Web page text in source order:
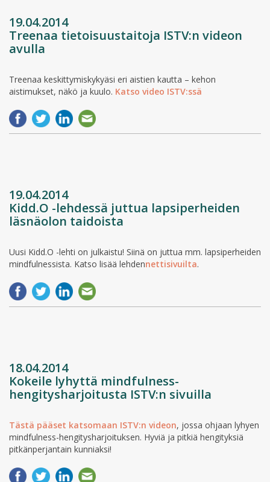
19.04.2014
Treenaa tietoisuustaitoja ISTV:n videon
avulla
Treenaa keskittymiskykyäsi eri aistien kautta – kehon
aistimukset, näkö ja kuulo. Katso video ISTV:ssä
19.04.2014
Kidd.O -lehdessä juttua lapsiperheiden
läsnäolon taidoista
Uusi Kidd.O -lehti on julkaistu! Siinä on juttua mm. lapsiperheiden
mindfulnessista. Katso lisää lehdennettisivuilta.
18.04.2014
Kokeile lyhyttä mindfulness-
hengitysharjoitusta ISTV:n sivuilla
Tästä pääset katsomaan ISTV:n videon, jossa ohjaan lyhyen
mindfulness-hengitysharjoituksen. Hyviä ja pitkiä hengityksiä
pitkänperjantain kunniaksi!